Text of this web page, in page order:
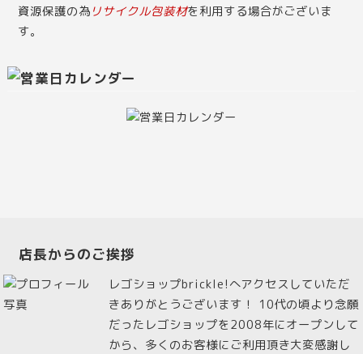
資源保護の為 リサイクル包装材を利用する場合がございま
す。
店長からのご挨拶
レゴショップbrickle!へアクセスしていただ
きありがとうございます！ 10代の頃より念願
だったレゴショップを2008年にオープンして
から、多くのお客様にご利用頂き大変感謝し